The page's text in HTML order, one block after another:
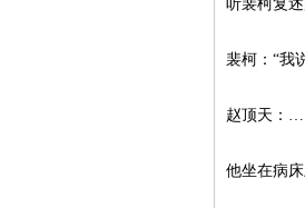
听裴柯复
裴柯：“我
赵顶天：
他坐在病